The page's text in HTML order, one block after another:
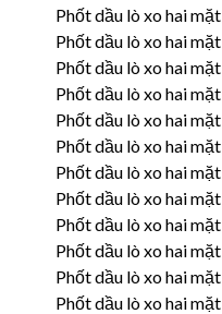
Phốt dầu lò xo hai
Phốt dầu lò xo hai
Phốt dầu lò xo hai
Phốt dầu lò xo hai
Phốt dầu lò xo hai
Phốt dầu lò xo hai
Phốt dầu lò xo hai
Phốt dầu lò xo hai
Phốt dầu lò xo hai
Phốt dầu lò xo hai
Phốt dầu lò xo hai
Phốt dầu lò xo hai